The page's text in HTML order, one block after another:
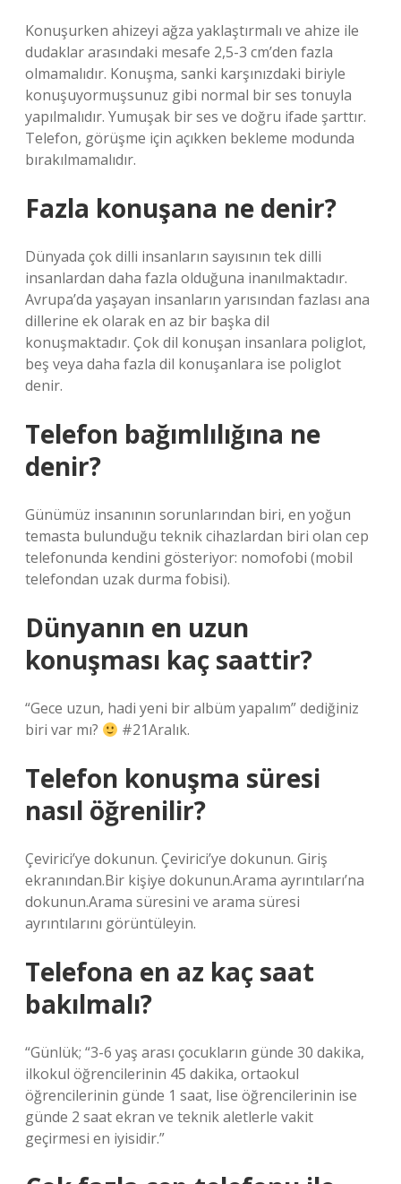
Konuşurken ahizeyi ağza yaklaştırmalı ve ahize ile
dudaklar arasındaki mesafe 2,5-3 cm’den fazla
olmamalıdır. Konuşma, sanki karşınızdaki biriyle
konuşuyormuşsunuz gibi normal bir ses tonuyla
yapılmalıdır. Yumuşak bir ses ve doğru ifade şarttır.
Telefon, görüşme için açıkken bekleme modunda
bırakılmamalıdır.
Fazla konuşana ne denir?
Dünyada çok dilli insanların sayısının tek dilli
insanlardan daha fazla olduğuna inanılmaktadır.
Avrupa’da yaşayan insanların yarısından fazlası ana
dillerine ek olarak en az bir başka dil
konuşmaktadır. Çok dil konuşan insanlara poliglot,
beş veya daha fazla dil konuşanlara ise poliglot
denir.
Telefon bağımlılığına ne
denir?
Günümüz insanının sorunlarından biri, en yoğun
temasta bulunduğu teknik cihazlardan biri olan cep
telefonunda kendini gösteriyor: nomofobi (mobil
telefondan uzak durma fobisi).
Dünyanın en uzun
konuşması kaç saattir?
“Gece uzun, hadi yeni bir albüm yapalım” dediğiniz
biri var mı?
#21Aralık.
Telefon konuşma süresi
nasıl öğrenilir?
Çevirici’ye dokunun. Çevirici’ye dokunun. Giriş
ekranından.Bir kişiye dokunun.Arama ayrıntıları’na
dokunun.Arama süresini ve arama süresi
ayrıntılarını görüntüleyin.
Telefona en az kaç saat
bakılmalı?
“Günlük; “3-6 yaş arası çocukların günde 30 dakika,
ilkokul öğrencilerinin 45 dakika, ortaokul
öğrencilerinin günde 1 saat, lise öğrencilerinin ise
günde 2 saat ekran ve teknik aletlerle vakit
geçirmesi en iyisidir.”